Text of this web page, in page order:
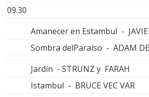
09.30
Amanecer en Estambul -
Sombra delParaíso - ADAM
Jardín - STRUNZ y FARAH
Istambul - BRUCE VEC VAR